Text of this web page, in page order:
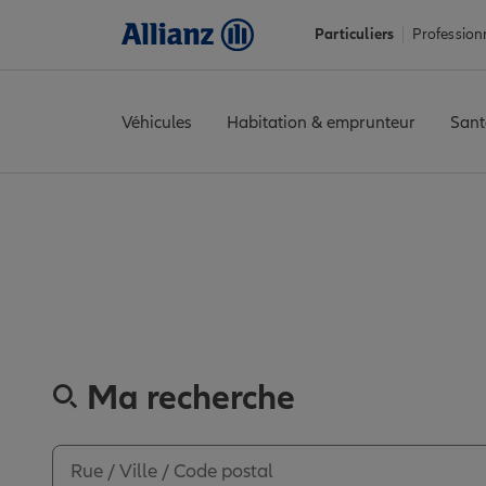
Particuliers
Véhicules Habitation & emprunteur
Ma recherche